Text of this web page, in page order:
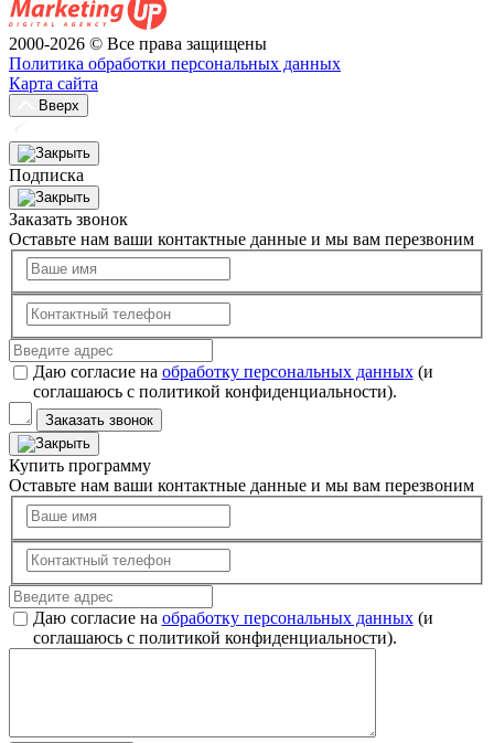
2000-2026 © Все права защищены
Политика обработки персональных данных
Карта сайта
Вверх
Подписка
Заказать звонок
Оставьте нам ваши контактные данные и мы вам перезвоним
Даю согласие на обработку персональных данных(и
соглашаюсь с политикой конфиденциальности).
Заказать звонок
Купить программу
Оставьте нам ваши контактные данные и мы вам перезвоним
Даю согласие на обработку персональных данных(и
соглашаюсь с политикой конфиденциальности).